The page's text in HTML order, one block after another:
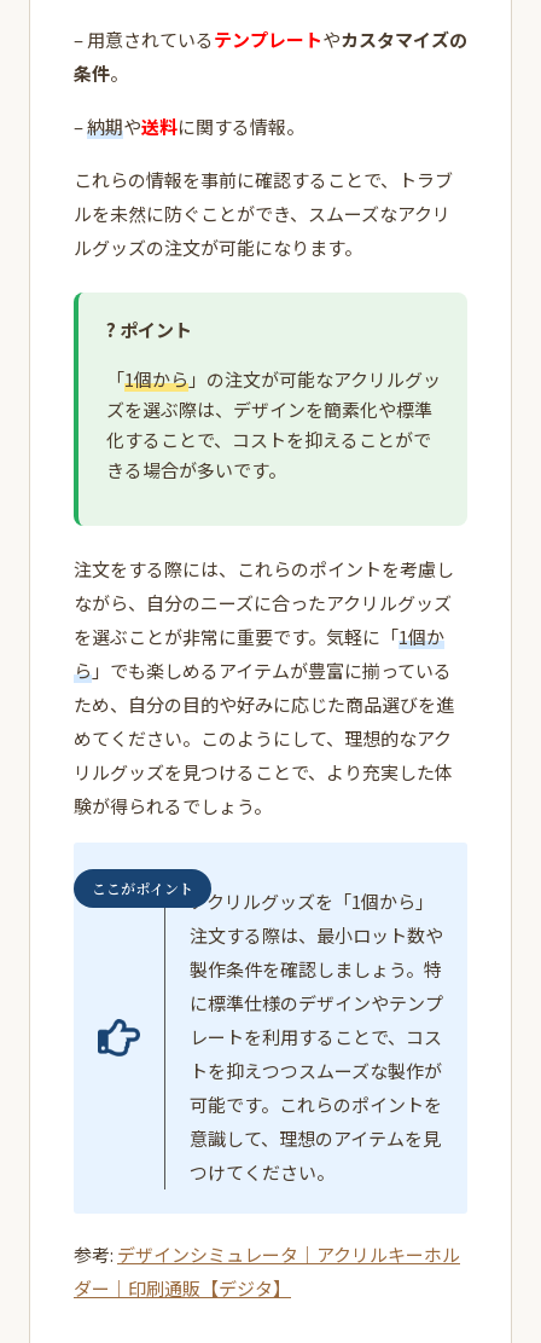
– 用意されているテンプレートやカスタマイズの
条件。
–納期や送料に関する情報。
これらの情報を事前に確認することで、トラブ
ルを未然に防ぐことができ、スムーズなアクリ
ルグッズの注文が可能になります。
? ポイント
「1個から」の注文が可能なアクリルグッ
ズを選ぶ際は、デザインを簡素化や標準
化することで、コストを抑えることがで
きる場合が多いです。
注文をする際には、これらのポイントを考慮し
ながら、自分のニーズに合ったアクリルグッズ
を選ぶことが非常に重要です。気軽に「1個か
ら」でも楽しめるアイテムが豊富に揃っている
ため、自分の目的や好みに応じた商品選びを進
めてください。このようにして、理想的なアク
リルグッズを見つけることで、より充実した体
験が得られるでしょう。
ここがポイント
アクリルグッズを「1個から」
注文する際は、最小ロット数や
製作条件を確認しましょう。特
に標準仕様のデザインやテンプ
レートを利用することで、コス
トを抑えつつスムーズな製作が
可能です。これらのポイントを
意識して、理想のアイテムを見
つけてください。
参考: デザインシミュレータ｜アクリルキーホル
ダー｜印刷通販【デジタ】